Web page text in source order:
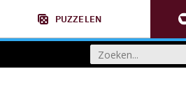
PUZZELEN